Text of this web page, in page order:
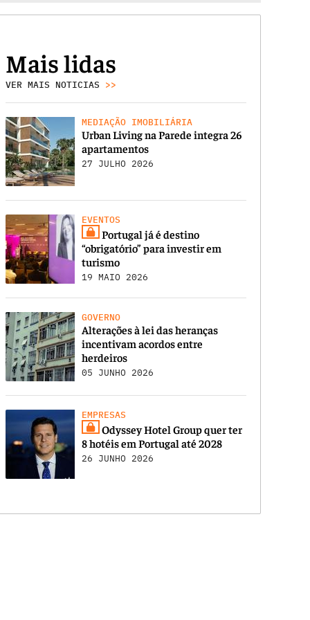
Mais lidas
VER MAIS NOTICIAS >>
MEDIAÇÃO IMOBILIÁRIA
Urban Living na Parede integra 26
apartamentos
27 JULHO 2026
EVENTOS
Portugal já é destino
“obrigatório” para investir em
turismo
19 MAIO 2026
GOVERNO
Alterações à lei das heranças
incentivam acordos entre
herdeiros
05 JUNHO 2026
EMPRESAS
Odyssey Hotel Group quer ter
8 hotéis em Portugal até 2028
26 JUNHO 2026